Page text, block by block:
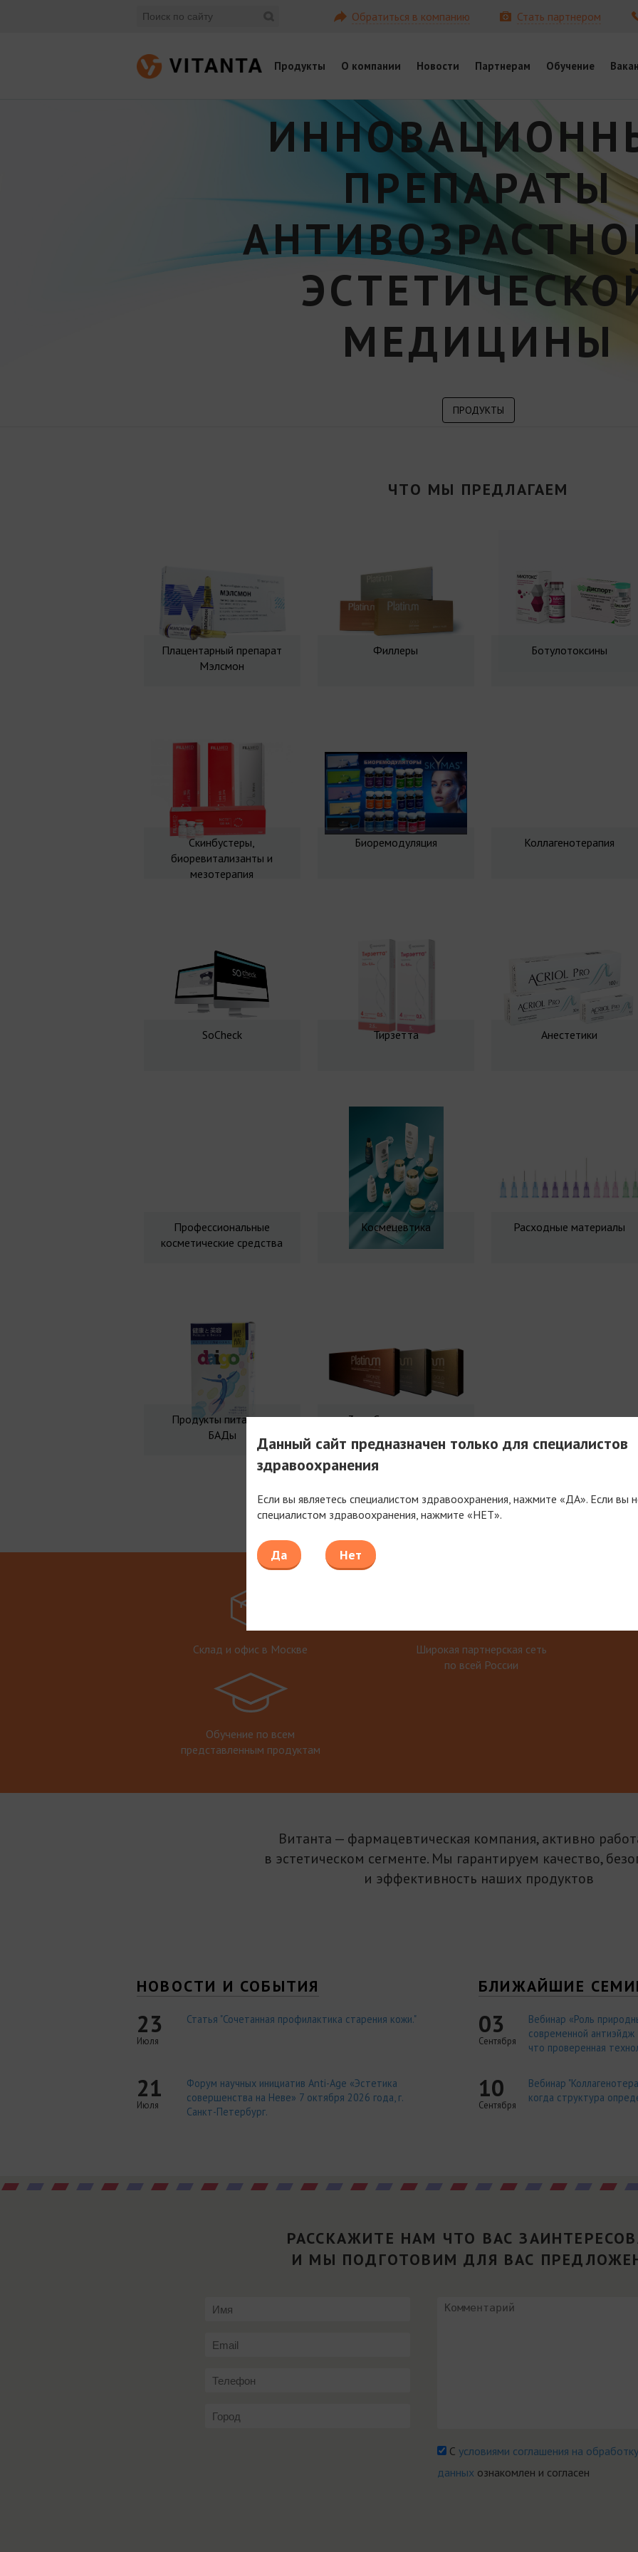
Обратиться в компанию Стать партнером
Продукты О компании Новости Партнерам Обучение
ПРЕПАРАТЫ
МЕДИЦИНЫ
ПРОДУКТЫ
ЧТО МЫ ПРЕДЛАГАЕМ
Плацентарный препарат
Мэлсмон
Филлеры Ботулотоксины
Скинбустеры,
биоревитализанты и
мезотерапия
Биоремодуляция Коллагенотерапия
SoCheck Тирзетта Анестетики
Профессиональные
косметические средства
Космецевтика Расходные материалы
Продукты питания и
БАДы
3 мл Совершенства
Мы работаем только с компаниями, имеющими
Склад и офис в Москве
Широкая партнерская сеть
по всей России
Обучение по всем
представленным продуктам
Витанта — фармацевтическая компания, активно
в эстетическом сегменте. Мы гарантируем качество,
и эффективность наших продуктов
НОВОСТИ И СОБЫТИЯ
23
Июля
Статья "Сочетанная профилактика старения кожи."
21
Июля
Форум научных инициатив Anti-Age «Эстетика
совершенства на Неве» 7 октября 2026 года, г.
Санкт-Петербург.
БЛИЖАЙШИЕ
03
Сентября
Вебинар «Роль
современной
что проверенная
10
Сентября
Вебинар
когда структура
РАССКАЖИТЕ НАМ ЧТО ВАС
И МЫ ПОДГОТОВИМ ДЛЯ ВАС
Сусловиями соглашения на
данных ознакомлен и согласен
Данный сайт предназначен только для специалистов
здравоохранения
Если вы являетесь специалистом здравоохранения, нажмите «ДА». Если вы
специалистом здравоохранения, нажмите «НЕТ».
Да Нет